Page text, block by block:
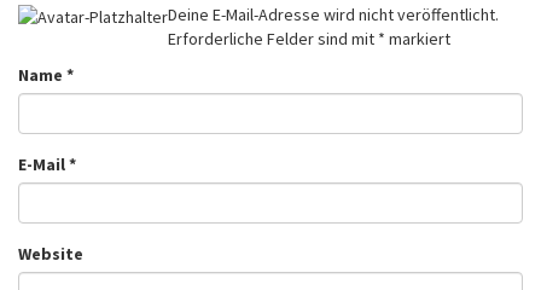
Deine E-Mail-Adresse wird nicht veröffentlicht.
Erforderliche Felder sind mit * markiert
Name *
E-Mail*
Website